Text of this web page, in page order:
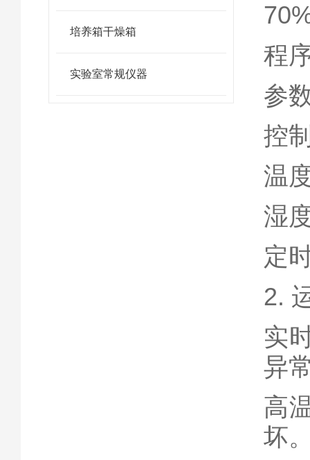
培养箱干燥箱
实验室常规仪器
程
参
控
温
湿
定
2.
实
异
高
坏